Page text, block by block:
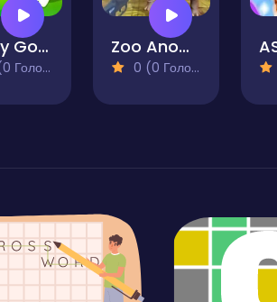
Crazy Goose Simulator Zoo Anomaly Simulation
0 (0 Голосів)